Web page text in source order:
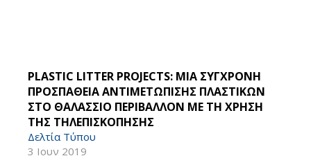
PLASTIC LITTER PROJECTS: ΜΙΑ ΣΥΓΧΡΟΝΗ
ΠΡΟΣΠΑΘΕΙΑ ΑΝΤΙΜΕΤΩΠΙΣΗΣ ΠΛΑΣΤΙΚΩΝ
ΣΤΟ ΘΑΛΑΣΣΙΟ ΠΕΡΙΒΑΛΛΟΝ ΜΕ ΤΗ ΧΡΗΣΗ
ΤΗΣ ΤΗΛΕΠΙΣΚΟΠΗΣΗΣ
Δελτία Τύπου
3 Ιουν 2019